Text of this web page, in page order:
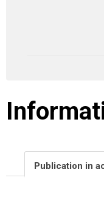
Publication in